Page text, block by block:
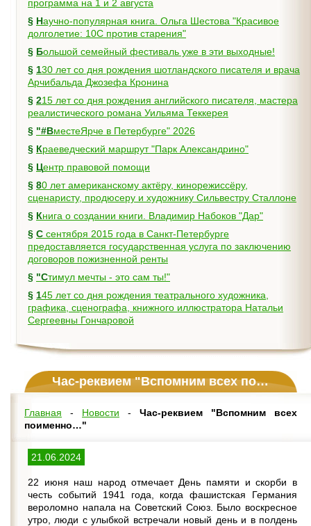
программа на 1 и 2 августа
§ Научно-популярная книга. Ольга Шестова "Красивое
долголетие: 10C против старения"
§
Большой семейный фестиваль уже в эти выходные!
§ 130 лет со дня рождения шотландского писателя и врача
Арчибальда Джозефа Кронина
§ 215 лет со дня рождения английского писателя, мастера
реалистического романа Уильяма Теккерея
§
"#ВместеЯрче в Петербурге" 2026
§
Краеведческий маршрут "Парк Александрино"
§
Центр правовой помощи
§ 80 лет американскому актёру, кинорежиссёру,
сценаристу, продюсеру и художнику Сильвестру Сталлоне
§
Книга о создании книги. Владимир Набоков "Дар"
§ С сентября 2015 года в Санкт-Петербурге
предоставляется государственная услуга по заключению
договоров пожизненной ренты
§
"Стимул мечты - это сам ты!"
§ 145 лет со дня рождения театрального художника,
графика, сценографа, книжного иллюстратора Натальи
Сергеевны Гончаровой
Час-реквием "Вспомним всех поименно…"
Главная - Новости - Час-реквием "Вспомним всех
поименно…"
21.06.2024
22 июня наш народ отмечает День памяти и скорби в
честь событий 1941 года, когда фашистская Германия
вероломно напала на Советский Союз. Было воскресное
утро, люди с улыбкой встречали новый день и в полдень